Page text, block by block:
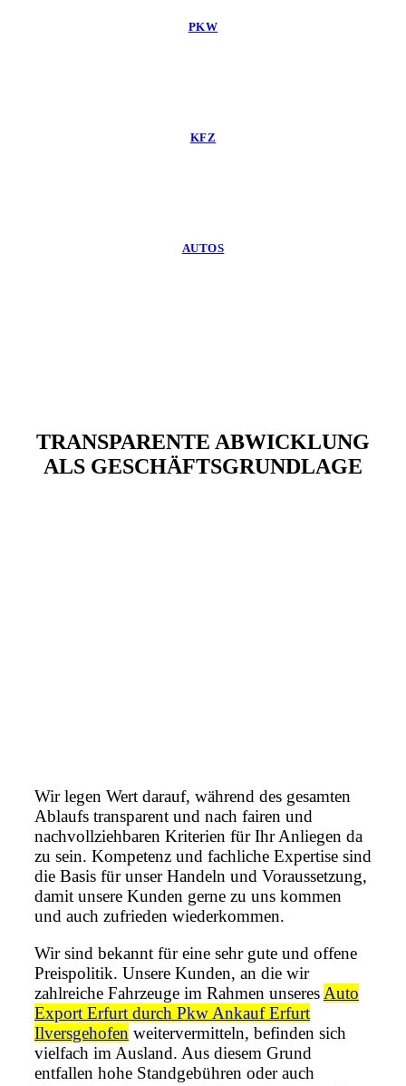
PKW
KFZ
AUTOS
TRANSPARENTE ABWICKLUNG
ALS GESCHÄFTSGRUNDLAGE
Wir legen Wert darauf, während des gesamten
Ablaufs transparent und nach fairen und
nachvollziehbaren Kriterien für Ihr Anliegen da
zu sein. Kompetenz und fachliche Expertise sind
die Basis für unser Handeln und Voraussetzung,
damit unsere Kunden gerne zu uns kommen
und auch zufrieden wiederkommen.
Wir sind bekannt für eine sehr gute und offene
Preispolitik. Unsere Kunden, an die wir
zahlreiche Fahrzeuge im Rahmen unseres Auto
Export Erfurt durch Pkw Ankauf Erfurt
Ilversgehofen weitervermitteln, befinden sich
vielfach im Ausland. Aus diesem Grund
entfallen hohe Standgebühren oder auch